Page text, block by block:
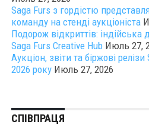
Saga Furs з гордістю
команду на стенді аукціоніста
Подорож відкриттів:
Saga Furs Creative Hub Июль 27,
Аукціон, звіти та біржові
2026 року Июль 27, 2026
СПІВПРАЦЯ